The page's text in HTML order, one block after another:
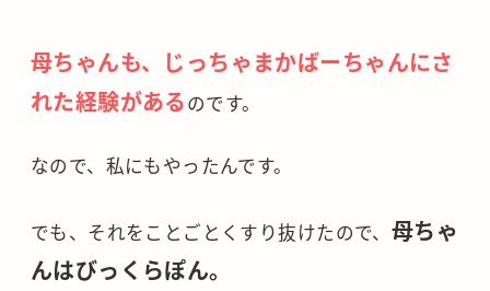
母ちゃんも、じっちゃまかばーちゃんにさ
れた経験があるのです。
なので、私にもやったんです。
でも、それをことごとくすり抜けたので、 母ちゃ
んはびっくらぽん。